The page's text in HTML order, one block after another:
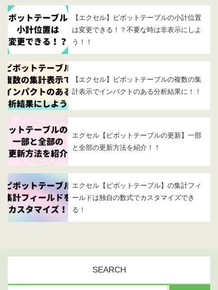
【エクセル】ピボットテーブルの小計位置
は変更できる！？不要な時は非表示にしよ
う！！
【エクセル】ピボットテーブルの複数の集
計表示でインパクトのある分析結果に！！
エクセル【ピボットテーブルの更新】一部
と全部の更新方法を紹介！！
エクセル【ピボットテーブル】の集計フィ
ールドは独自の数式でカスタマイズでき
る！
SEARCH